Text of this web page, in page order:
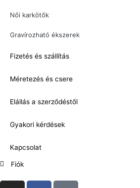
Női karkötők
Gravírozható ékszerek
Fizetés és szállítás
Méretezés és csere
Elállás a szerződéstől
Gyakori kérdések
Kapcsolat
Fiók